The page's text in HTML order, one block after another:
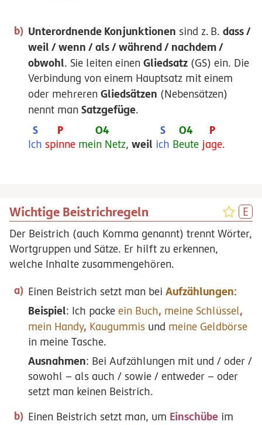
Unterordnende Konjunktionen sind z. B. dass /
weil / wenn / als / während / nachdem /
obwohl. Sie leiten einen Gliedsatz (GS) ein. Die
Verbindung von einem Hauptsatz mit einem
oder mehreren Gliedsätzen (Nebensätzen)
nennt man Satzgefüge.
Ich spinne mein Netz, weil ich Beute jage.
Wichtige Beistrichregeln
Der Beistrich (auch Komma genannt) trennt Wörter,
Wortgruppen und Sätze. Er hilft zu erkennen,
welche Inhalte zusammengehören.
Einen Beistrich setzt man bei Aufzählungen:
Beispiel: Ich packe ein Buch, meine Schlüssel,
mein Handy, Kaugummis und meine Geldbörse
in meine Tasche.
Ausnahmen: Bei Aufzählungen mit und / oder /
sowohl – als auch / sowie / entweder – oder
setzt man keinen Beistrich.
Einen Beistrich setzt man, um Einschübe im